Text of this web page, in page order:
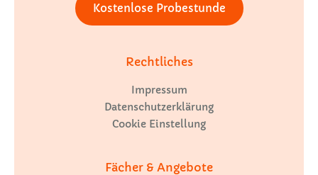
Kostenlose Probestunde
Rechtliches
Impressum
Datenschutzerklärung
Cookie Einstellung
Fächer & Angebote